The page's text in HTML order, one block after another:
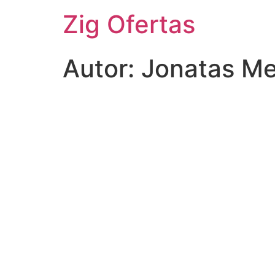
Zig Ofertas
Autor: Jonatas